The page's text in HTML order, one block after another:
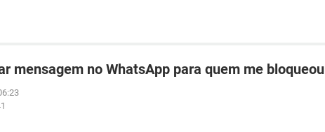
mensagem no WhatsApp para quem me bloqueou